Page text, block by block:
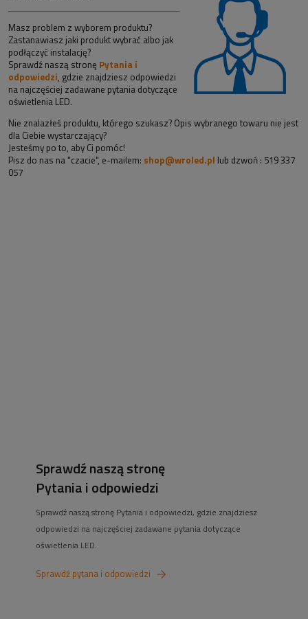
Masz problem z wyborem produktu?
Zastanawiasz jaki produkt wybrać albo jak
podłączyć instalację?
Sprawdź naszą stronę Pytania i
odpowiedzi, gdzie znajdziesz odpowiedzi
na najczęściej zadawane pytania dotyczące
oświetlenia LED.
Nie znalazłeś produktu, którego szukasz? Opis wybranego towaru nie jest
dla Ciebie wystarczający?
Jesteśmy po to, aby Ci pomóc!
Pisz do nas na "czacie", e-mailem: shop@wroled.pl lub dzwoń : 519 337
057
Sprawdź naszą stronę
Pytania i odpowiedzi
Sprawdź naszą stronę Pytania i odpowiedzi, gdzie znajdziesz
odpowiedzi na najczęściej zadawane pytania dotyczące
oświetlenia LED.
Sprawdź pytana i odpowiedzi